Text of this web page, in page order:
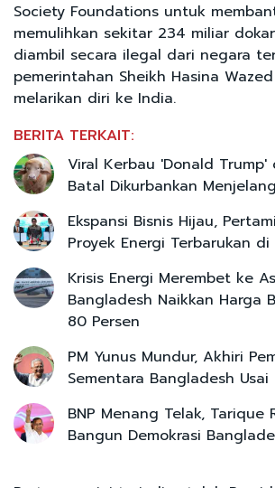
Society Foundations untuk
memulihkan sekitar 234 miliar
diambil secara ilegal dari negara
pemerintahan Sheikh Hasina
melarikan diri ke India.
BERITA TERKAIT:
Viral Kerbau 'Donald
Batal Dikurbankan
Ekspansi Bisnis Hijau,
Proyek Energi Terbarukan
Krisis Energi Merembet ke
Bangladesh Naikkan Harga
80 Persen
PM Yunus Mundur, Akhiri
Sementara Bangladesh Usai
BNP Menang Telak, Tarique
Bangun Demokrasi